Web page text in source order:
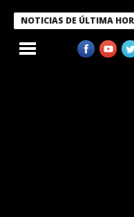
NOTICIAS DE ÚLTIMA
Bukele condecora a